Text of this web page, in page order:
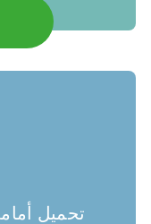
تحميل